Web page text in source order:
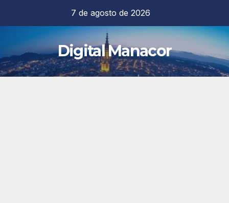
contenido
7 de agosto de 2026
Digital Manacor